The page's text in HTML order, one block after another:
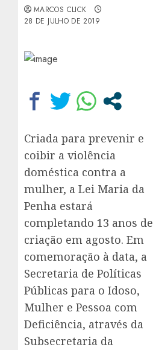
MARCOS CLICK
28 DE JULHO DE 2019
Criada para prevenir e
coibir a violência
doméstica contra a
mulher, a Lei Maria da
Penha estará
completando 13 anos de
criação em agosto. Em
comemoração à data, a
Secretaria de Políticas
Públicas para o Idoso,
Mulher e Pessoa com
Deficiência, através da
Subsecretaria da